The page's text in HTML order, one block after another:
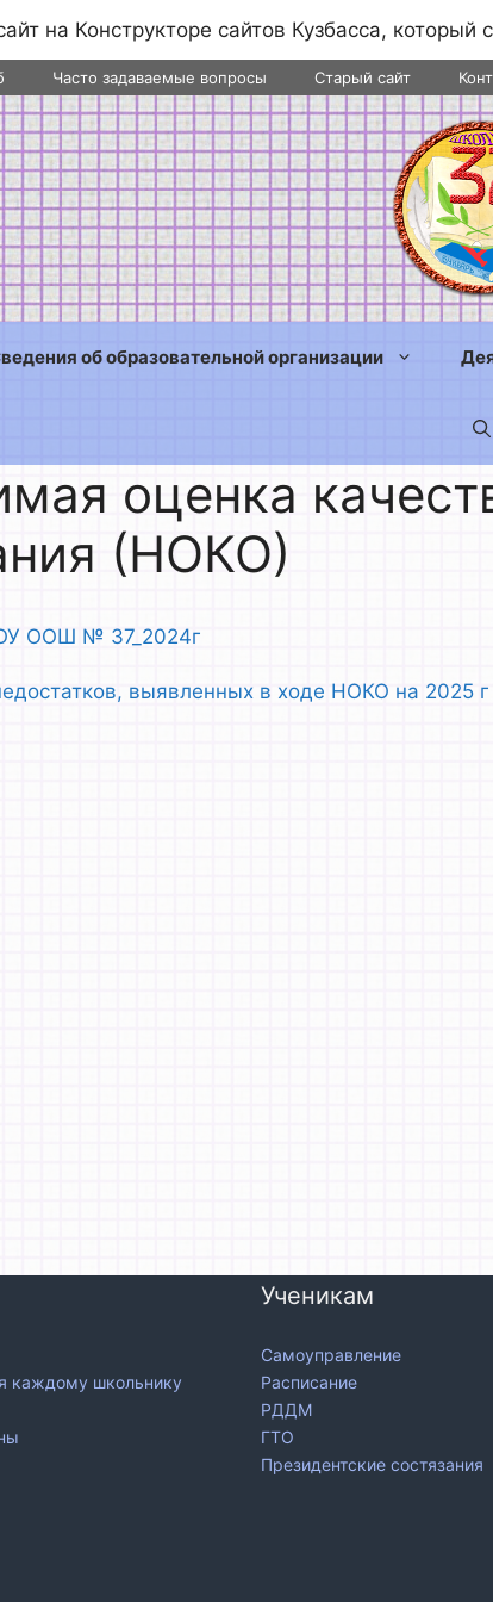
на Конструкторе сайтов Кузбасса,
Часто задаваемые вопросы Старый сайт
об образовательной организации
оценка
(НОКО)
ООШ № 37_2024г
выявленных в ходе НОКО на 2025 г
каждому школьнику
Ученикам
Самоуправление
Расписание
РДДМ
ГТО
Президентские состязания